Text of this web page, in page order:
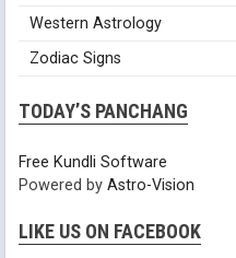
Western Astrology
Zodiac Signs
TODAY’S PANCHANG
Free Kundli Software
Powered byAstro-Vision
LIKE US ON FACEBOOK